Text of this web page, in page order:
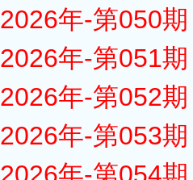
2026年-第050
2026年-第051
2026年-第052
2026年-第053